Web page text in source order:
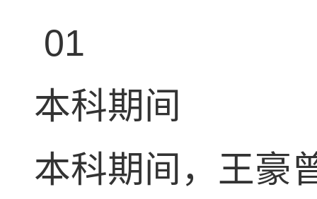
01
本科期间
本科期间，王豪